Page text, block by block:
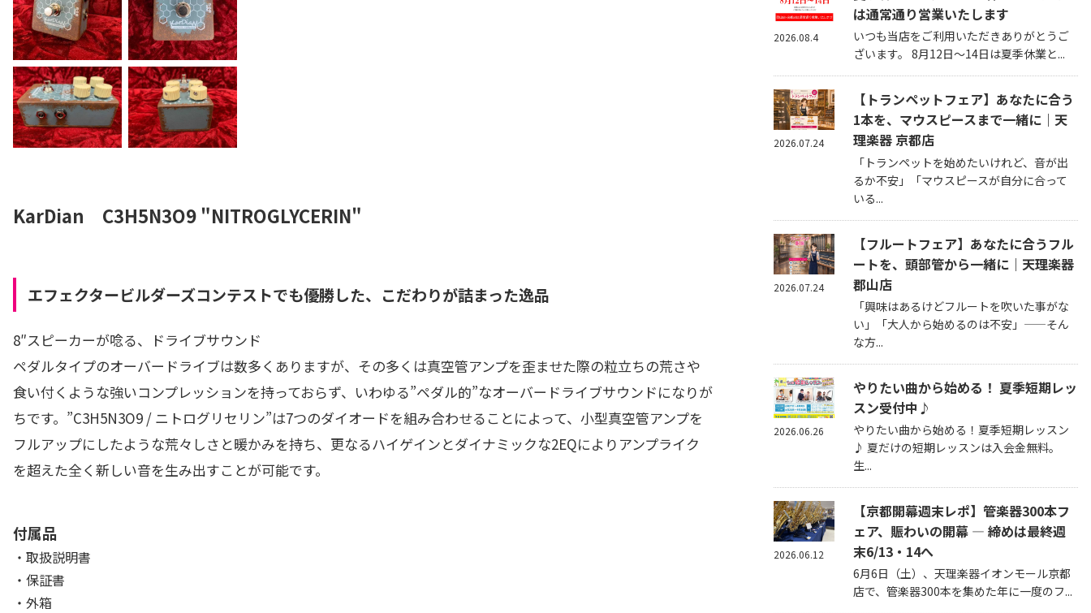
KarDian C3H5N3O9 "NITROGLYCERIN"
エフェクタービルダーズコンテストでも優勝した、こだわりが詰まった逸品
8″スピーカーが唸る、ドライブサウンド
ペダルタイプのオーバードライブは数多くありますが、その多くは真空管アンプを歪ませた際の粒立ちの荒さや
食い付くような強いコンプレッションを持っておらず、いわゆる”ペダル的”なオーバードライブサウンドになりが
ちです。”C3H5N3O9 / ニトログリセリン”は7つのダイオードを組み合わせることによって、小型真空管アンプを
フルアップにしたような荒々しさと暖かみを持ち、更なるハイゲインとダイナミックな2EQによりアンプライク
を超えた全く新しい音を生み出すことが可能です。
付属品
・取扱説明書
・保証書
・外箱
は通常通り営業いたします
いつも当店をご利用いただきありがとうご
ざいます。 8月12日～14日は夏季休業と...
2026.08.4
【トランペットフェア】あなたに合う
1本を、マウスピースまで一緒に｜天
理楽器 京都店
「トランペットを始めたいけれど、音が出
るか不安」「マウスピースが自分に合って
いる...
2026.07.24
【フルートフェア】あなたに合うフル
ートを、頭部管から一緒に｜天理楽器
郡山店
「興味はあるけどフルートを吹いた事がな
い」「大人から始めるのは不安」——そん
な方...
2026.07.24
やりたい曲から始める！ 夏季短期レッ
スン受付中♪
やりたい曲から始める！夏季短期レッスン
♪ 夏だけの短期レッスンは入会金無料。
生...
2026.06.26
【京都開幕週末レポ】管楽器300本フ
ェア、賑わいの開幕 — 締めは最終週
末6/13・14へ
6月6日（土）、天理楽器イオンモール京都
店で、管楽器300本を集めた年に一度のフ...
2026.06.12